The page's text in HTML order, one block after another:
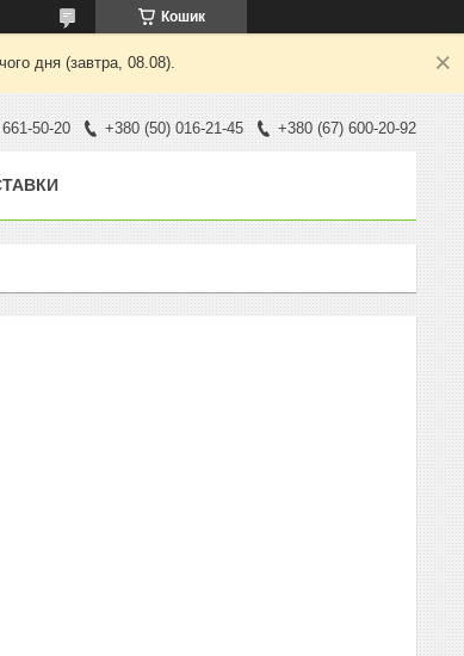
Кошик
дня (завтра, 08.08).
50-20 +380 (50) 016-21-45 +380 (67) 600-20-92